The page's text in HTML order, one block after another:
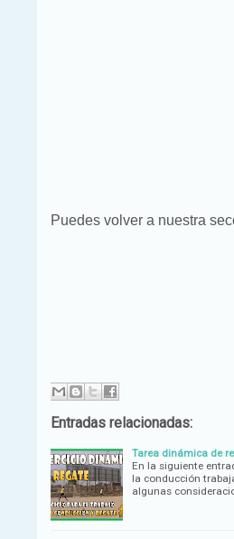
Puedes volver a nuestra
Entradas relacionadas:
Tarea dinámica de
En la siguiente
la conducción
algunas